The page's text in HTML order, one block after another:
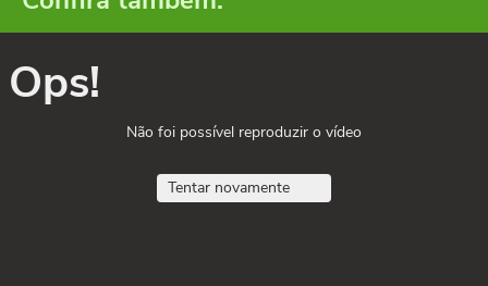
Ops!
Não foi possível reproduzir o vídeo
Tentar novamente